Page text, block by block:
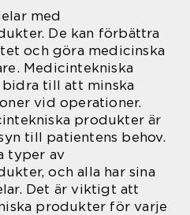
med
De kan förbättra
och göra medicinska
Medicintekniska
till att minska
vid operationer.
produkter är
till patientens behov.
typer av
och alla har sina
Det är viktigt att
produkter för varje